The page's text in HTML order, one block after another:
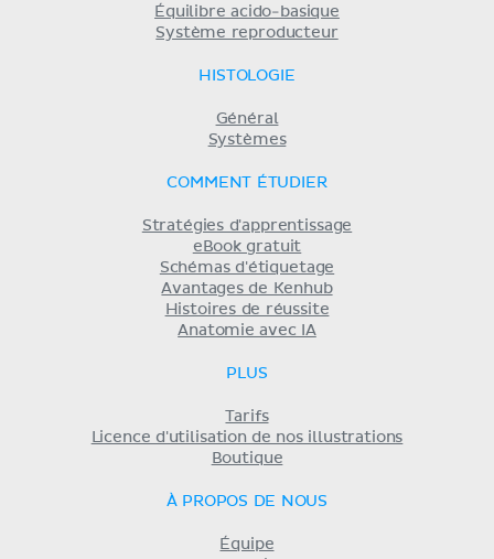
Équilibre acido-basique
Système reproducteur
HISTOLOGIE
Général
Systèmes
COMMENT ÉTUDIER
Stratégies d'apprentissage
eBook gratuit
Schémas d'étiquetage
Avantages de Kenhub
Histoires de réussite
Anatomie avec IA
PLUS
Tarifs
Licence d'utilisation de nos illustrations
Boutique
À PROPOS DE NOUS
Équipe